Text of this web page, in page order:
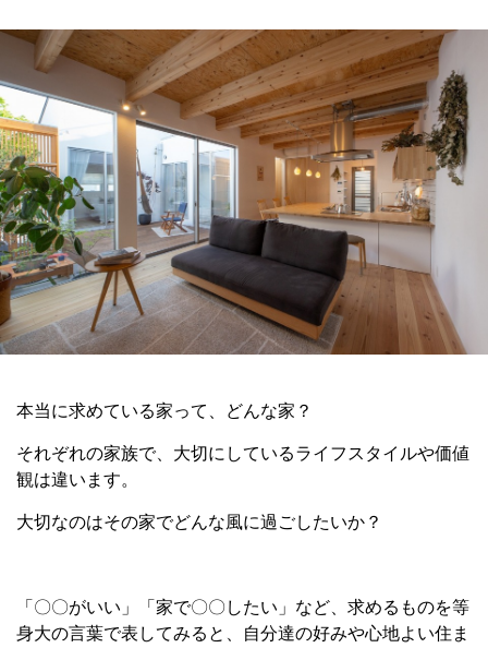
本当に求めている家って、どんな家？
それぞれの家族で、大切にしているライフスタイルや価値
観は違います。
大切なのはその家でどんな風に過ごしたいか？
「〇〇がいい」「家で〇〇したい」など、求めるものを等
身大の言葉で表してみると、自分達の好みや心地よい住ま